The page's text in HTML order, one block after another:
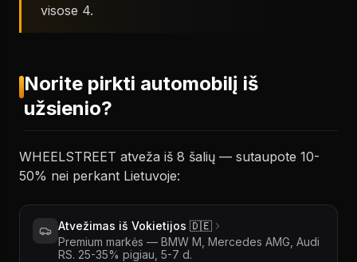
visose 4.
Norite pirkti automobilį iš
užsienio?
WHEELSTREET atveža iš 8 šalių — sutaupote 10-
50% nei perkant Lietuvoje:
Atvežimas iš Vokietijos 🇩🇪
Premium markės — BMW M, Mercedes AMG, Audi
RS. 25-35% pigiau, 5-7 d.